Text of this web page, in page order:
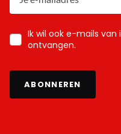
Ik wil ook e-mails
ontvangen.
ABONNEREN